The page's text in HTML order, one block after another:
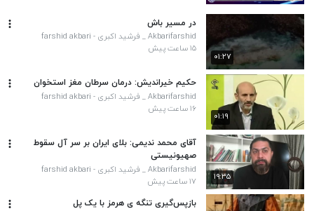
۰۱:۲۷
در مسیر باش
Akbarifarshid _ فرشید اکبری - farshid akbari
۱۵ ساعت پیش
۰۱:۱۹
حکیم خیراندیش: درمان سرطان مغز استخوان
Akbarifarshid _ فرشید اکبری - farshid akbari
۱۶ ساعت پیش
۱۹:۳۵
آقای محمد ندیمی: بلای ایران بر سر آل سقوط
صهیونیستی
Akbarifarshid _ فرشید اکبری - farshid akbari
۱۷ ساعت پیش
بازپس‌گیری تنگه ی هرمز با یک پل